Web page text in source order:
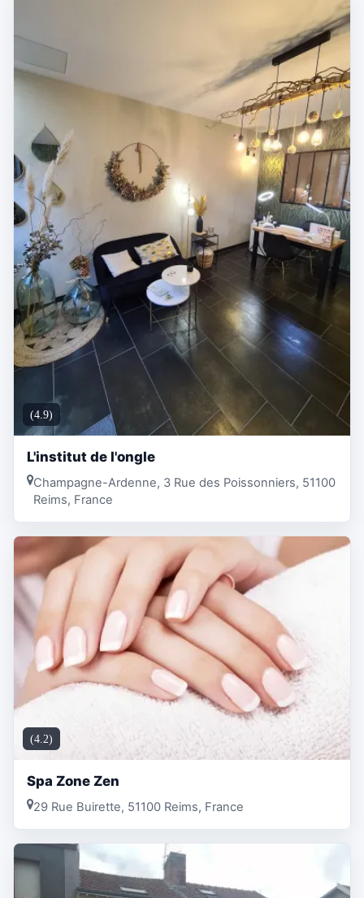
(4.9)
L'institut de l'ongle
Champagne-Ardenne, 3 Rue des Poissonniers, 51100
Reims, France
(4.2)
Spa Zone Zen
29 Rue Buirette, 51100 Reims, France